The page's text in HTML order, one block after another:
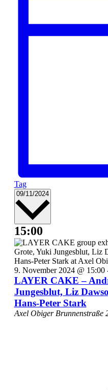
Tag
09/11/2024 Datum
15:00
9. November 2024 @ 15:00
LAYER CAKE –
Jungesblut, Liz
Hans-Peter Stark
Axel Obiger Brunnenstraße